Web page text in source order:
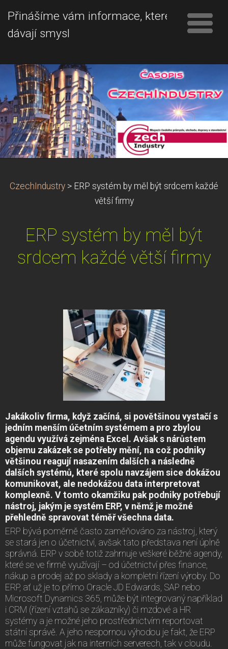
Přinášíme vám informace, které
dávají smysl
CzechIndustry > ERP systém by měl být srdcem každé
větší firmy
ERP systém by měl být
srdcem každé větší firmy
Jakákoliv firma, když začíná, si povětšinou vystačí s
jedním menším účetním systémem a pro zbylou
agendu využívá zejména Excel. Avšak s nárůstem
objemu zakázek se potřeby mění, na což podniky
většinou reagují nasazením dalších a následně
dalších systémů, které spolu navzájem sice dokážou
komunikovat, ale nedokážou data interpretovat
komplexně. V tomto okamžiku pak podniky potřebují
nástroj, jakým je systém ERP, v němž je možné
přehledně spravovat téměř všechna data.
ERP bývá poměrně často zaměňováno za nástroj, který
se stará jen o účetnictví, avšak tato představa není úplně
správná. ERP v sobě totiž zahrnuje veškeré běžné agendy,
které se ve firmě využívají – od účetnictví přes finance,
nákup a prodej až po sklady a kompletní řízení výroby. Do
ERP, ať už je to přímo Oracle JD Edwards, SAP nebo
Microsoft Dynamics 365, může být integrovaný například
i CRM (řízení vztahů se zákazníky) či mzdové a HR
systémy a je možné jeho prostřednictvím reportovat
státní správě. A jeho nespornou výhodou je fakt, že ERP
může fungovat jak na interních serverech, tak v cloudu.